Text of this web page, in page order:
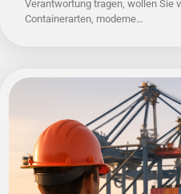
Verantwortung tragen, wollen Sie
Containerarten, moderne…